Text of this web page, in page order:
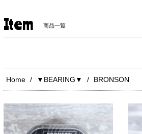
Item 商品一覧
Home ▼BEARING▼ BRONSON